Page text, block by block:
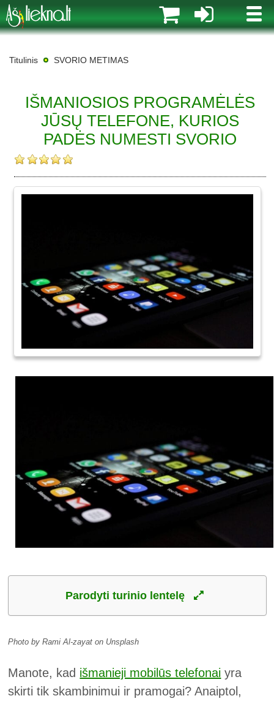
MENIU
Titulinis SVORIO METIMAS
IŠMANIOSIOS PROGRAMĖLĖS
JŪSŲ TELEFONE, KURIOS
PADĖS NUMESTI SVORIO
Parodyti turinio lentelę
Photo by Rami Al-zayat on Unsplash
Manote, kad išmanieji mobilūs telefonai yra
skirti tik skambinimui ir pramogai? Anaiptol,